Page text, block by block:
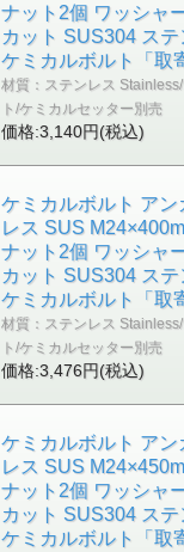
ナット2個 ワッシャ
カット SUS304 ス
ケミカルボルト「取
材質：ステンレス
ト/ケミカルセッター別売
価格:3,140円(税込)
ケミカルボルト ア
レス SUS
ナット2個 ワッシャ
カット SUS304 ス
ケミカルボルト「取
材質：ステンレス
ト/ケミカルセッター別売
価格:3,476円(税込)
ケミカルボルト ア
レス SUS
ナット2個 ワッシャ
カット SUS304 ス
ケミカルボルト「取